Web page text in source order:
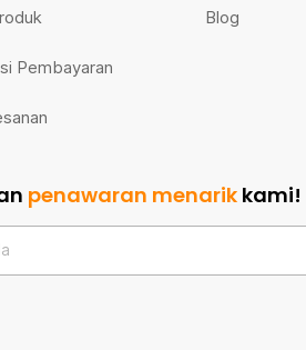
Pembayaran
Blog
penawaran menarik kami!